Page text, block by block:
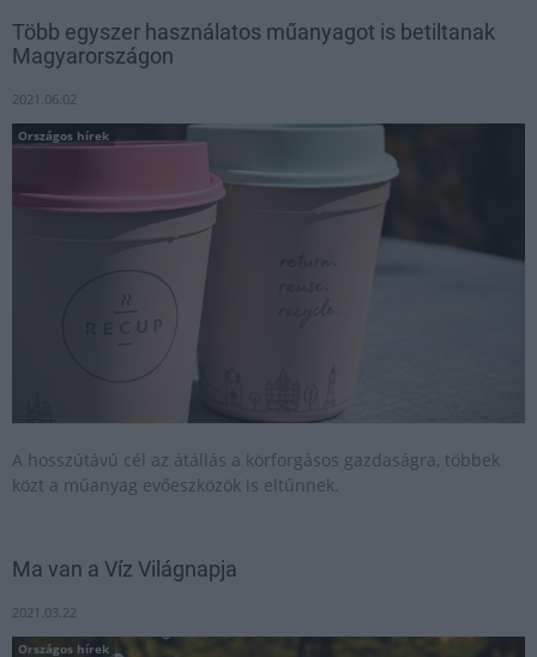
Több egyszer használatos műanyagot is betiltanak
Magyarországon
2021.06.02
Országos hírek
A hosszútávú cél az átállás a körforgásos gazdaságra, többek
közt a műanyag evőeszközök is eltűnnek.
Ma van a Víz Világnapja
2021.03.22
Országos hírek